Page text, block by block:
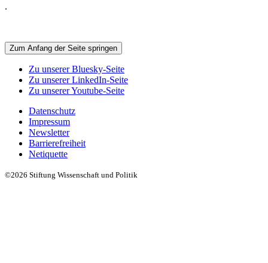
.
Zum Anfang der Seite springen
Zu unserer Bluesky-Seite
Zu unserer LinkedIn-Seite
Zu unserer Youtube-Seite
Datenschutz
Impressum
Newsletter
Barrierefreiheit
Netiquette
©2026 Stiftung Wissenschaft und Politik